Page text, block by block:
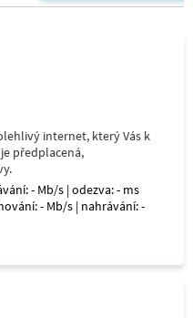
internet, který Vás k
předplacená,
- Mb/s | odezva: - ms
- Mb/s | nahrávání: -